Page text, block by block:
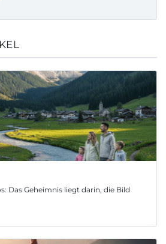
Das Geheimnis liegt darin, die Bild